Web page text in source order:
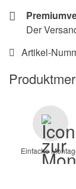
Der
Artikel-
Einfache